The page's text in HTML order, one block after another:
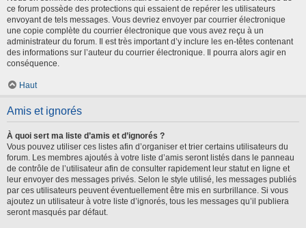
ce forum possède des protections qui essaient de repérer les utilisateurs
envoyant de tels messages. Vous devriez envoyer par courrier électronique
une copie complète du courrier électronique que vous avez reçu à un
administrateur du forum. Il est très important d’y inclure les en-têtes contenant
des informations sur l’auteur du courrier électronique. Il pourra alors agir en
conséquence.
Haut
Amis et ignorés
À quoi sert ma liste d’amis et d’ignorés ?
Vous pouvez utiliser ces listes afin d’organiser et trier certains utilisateurs du
forum. Les membres ajoutés à votre liste d’amis seront listés dans le panneau
de contrôle de l’utilisateur afin de consulter rapidement leur statut en ligne et
leur envoyer des messages privés. Selon le style utilisé, les messages publiés
par ces utilisateurs peuvent éventuellement être mis en surbrillance. Si vous
ajoutez un utilisateur à votre liste d’ignorés, tous les messages qu’il publiera
seront masqués par défaut.